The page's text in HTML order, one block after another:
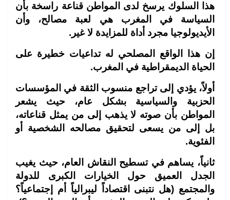
هذا السلوك يرسخ لدى المواطن قناعة راسخة بأن
السياسة في المغرب هي لعبة مصالح، وأن
الأيديولوجيا مجرد أداة للمزايدة لا غير.
إن هذا الواقع المصلحي له تداعيات خطيرة على
الحياة الديمقراطية في المغرب.
أولاً، يؤدي إلى تراجع منسوب الثقة في المؤسسات
الحزبية والسياسية بشكل عام، حيث يشعر
المواطن بأن صوته لا يذهب إلى من يمثل قناعاته،
بل إلى من يسعى لتحقيق مصالحه الشخصية أو
الفئوية.
ثانياً، يساهم في تسطيح النقاش العام، حيث يغيب
الجدل العميق حول الخيارات الكبرى للدولة
والمجتمع (هل نتبنى اقتصاداً ليبرالياً أم إجتماعياً؟